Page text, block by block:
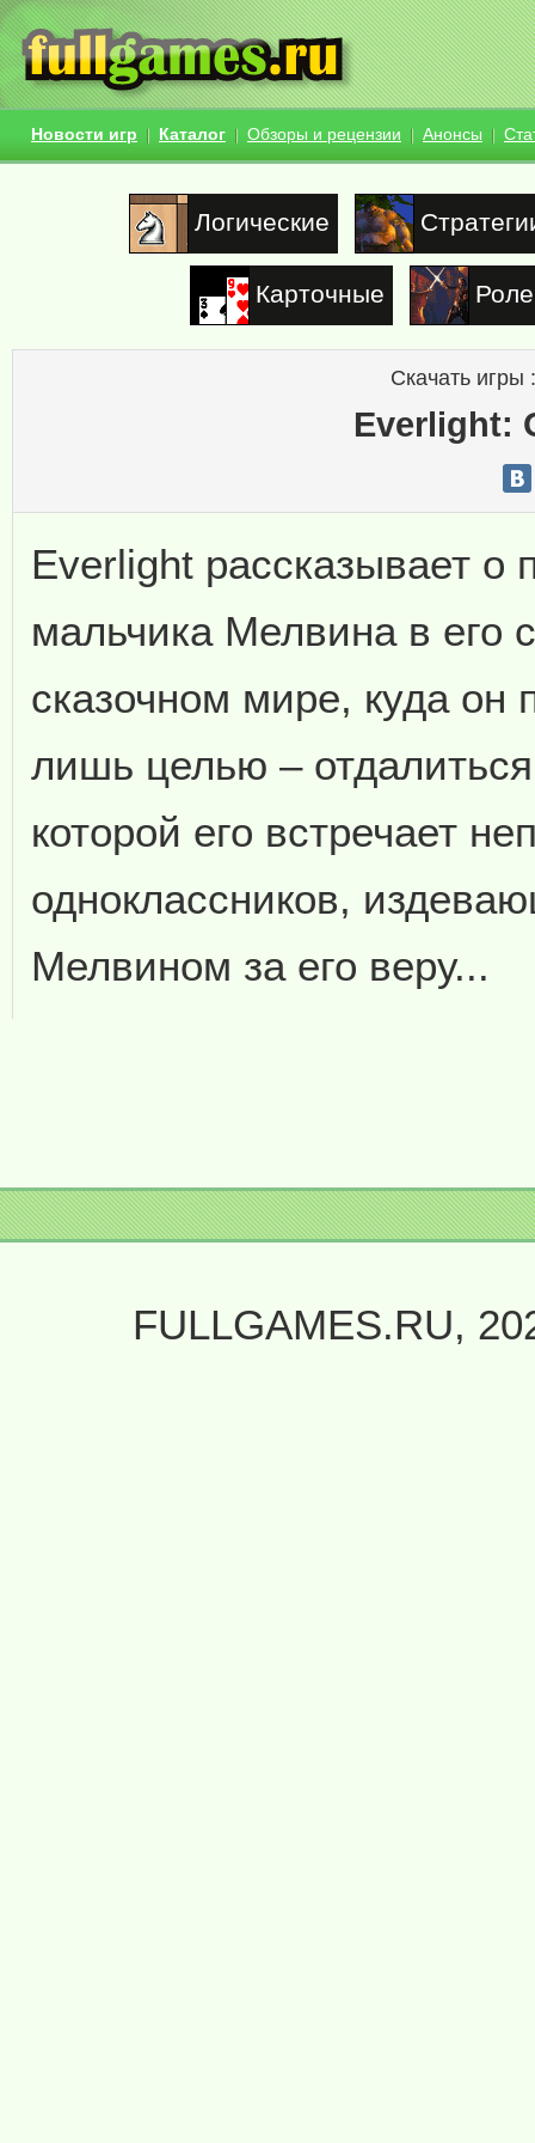
Новости игр Каталог Обзоры и рецензии Анонсы
Логические
Карточные
Скачать игры
Everlight:
Everlight рассказывает о
мальчика Мелвина в его
сказочном мире, куда он
лишь целью –
которой его встречает
одноклассников,
Мелвином за его веру...
FULLGAMES.RU,